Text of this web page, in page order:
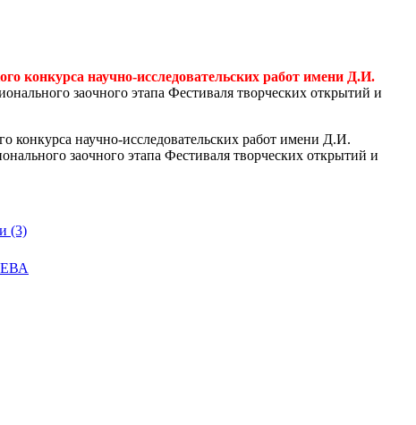
конкурса научно-исследовательских работ имени Д.И.
заочного этапа Фестиваля творческих открытий и
конкурса научно-исследовательских работ имени Д.И.
заочного этапа Фестиваля творческих открытий и
(3)